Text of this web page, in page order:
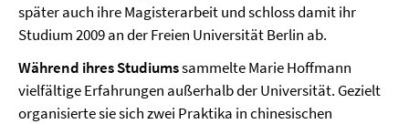
später auch ihre Magisterarbeit und schloss damit ihr
Studium 2009 an der Freien Universität Berlin ab.
Während ihres Studiumssammelte Marie Hoffmann
vielfältige Erfahrungen außerhalb der Universität. Gezielt
organisierte sie sich zwei Praktika in chinesischen